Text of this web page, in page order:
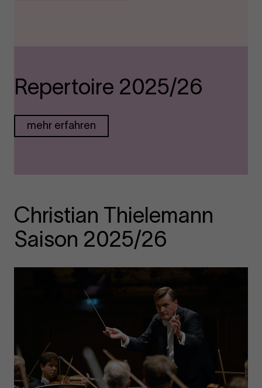
Repertoire 2025/26
mehr erfahren
Christian Thielemann
Saison 2025/26